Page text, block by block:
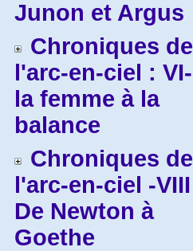
Junon et Argus
Chroniques de
l'arc-en-ciel : VI-
la femme à la
balance
Chroniques de
l'arc-en-ciel -VIII
De Newton à
Goethe